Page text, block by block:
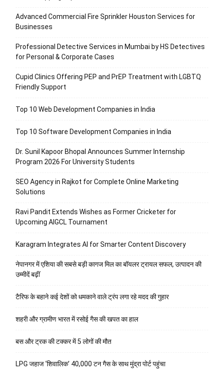
Advanced Commercial Fire Sprinkler Houston Services for
Businesses
Professional Detective Services in Mumbai by HS Detectives
for Personal & Corporate Cases
Cupid Clinics Offering PEP and PrEP Treatment with LGBTQ
Friendly Support
Top 10 Web Development Companies in India
Top 10 Software Development Companies in India
Dr. Sunil Kapoor Bhopal Announces Summer Internship
Program 2026 For University Students
SEO Agency in Rajkot for Complete Online Marketing
Solutions
Ravi Pandit Extends Wishes as Former Cricketer for
Upcoming AIGCL Tournament
Karagram Integrates AI for Smarter Content Discovery
नेपानगर में एशिया की सबसे बड़ी कागज मिल का बॉयलर ट्रायल सफल, उत्पादन की
उम्मीदें बढ़ीं
टैरिफ के बहाने कई देशों को धमकाने वाले ट्रंप लगा रहे मदद की गुहार
शहरी और ग्रामीण भारत में रसोई गैस की खपत का हाल
बस और ट्रक की टक्कर में 5 लोगों की मौत
LPG जहाज ‘शिवालिक’ 40,000 टन गैस के साथ मुंद्रा पोर्ट पहुंचा